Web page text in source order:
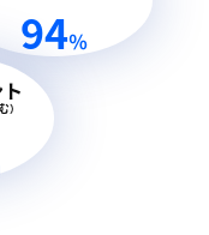
94％
）